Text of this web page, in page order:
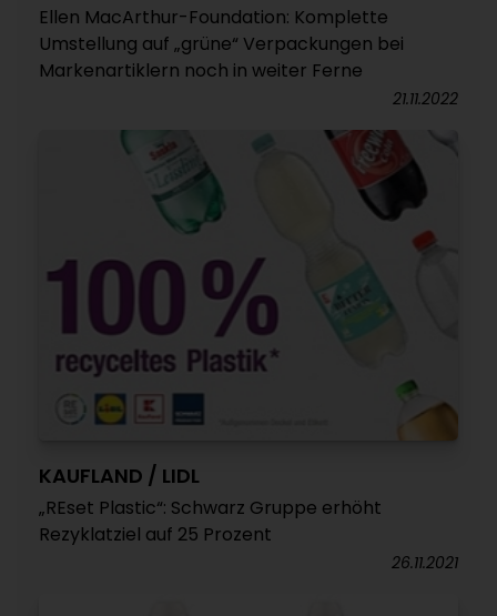
Ellen MacArthur-Foundation: Komplette
Umstellung auf „grüne“ Verpackungen bei
Markenartiklern noch in weiter Ferne
21.11.2022
KAUFLAND / LIDL
„REset Plastic“: Schwarz Gruppe erhöht
Rezyklatziel auf 25 Prozent
26.11.2021